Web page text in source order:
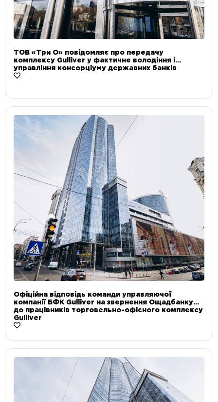
ТОВ «Три О» повідомляє про передачу
комплексу Gulliver у фактичне володіння і
управління консорціуму державних банків
Офіційна відповідь команди управляючої
компанії БФК Gulliver на звернення Ощадбанку
до працівників торговельно-офісного комплексу
Gulliver